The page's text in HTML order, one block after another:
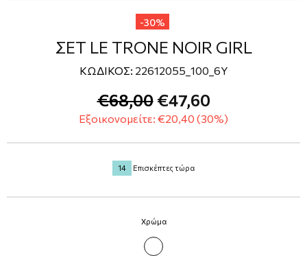
-30%
ΣΕΤ LE TRONE NOIR GIRL
ΚΩΔΙΚΟΣ: 22612055_100_6Y
€68,00 €47,60
Εξοικονομείτε: €20,40 (30%)
14 Επισκέπτες τώρα
Χρώμα
ΛΕΥΚΟ